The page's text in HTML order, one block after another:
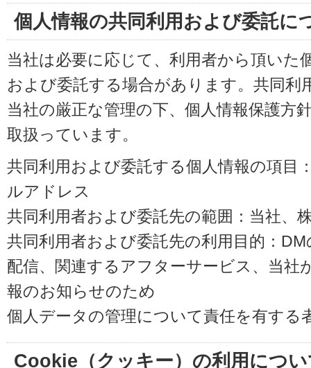
個人情報の共同利用および委託に
当社は必要に応じて、利用者から頂いた
および委託する場合があります。共同利
当社の厳正な管理の下、個人情報保護方
取扱っています。
共同利用および委託する個人情報の項目
ルアドレス
共同利用者および委託先の範囲：当社、
共同利用者および委託先の利用目的：
配信、関連するアフターサービス、当社
報のお知らせのため
個人データの管理について責任を有する
Cookie（クッキー）の利用につ